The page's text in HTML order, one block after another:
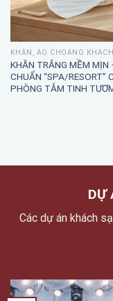
KHĂN, ÁO CHOÀNG KHÁCH
KHĂN TRẮNG MỀM MỊN
CHUẨN “SPA/RESORT”
DỰ
Các dự án khách